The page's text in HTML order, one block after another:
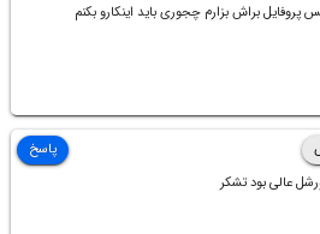
پروفایل براش بزارم چجوری باید اینکارو بکنم
عالی بود تشکر
پاسخ